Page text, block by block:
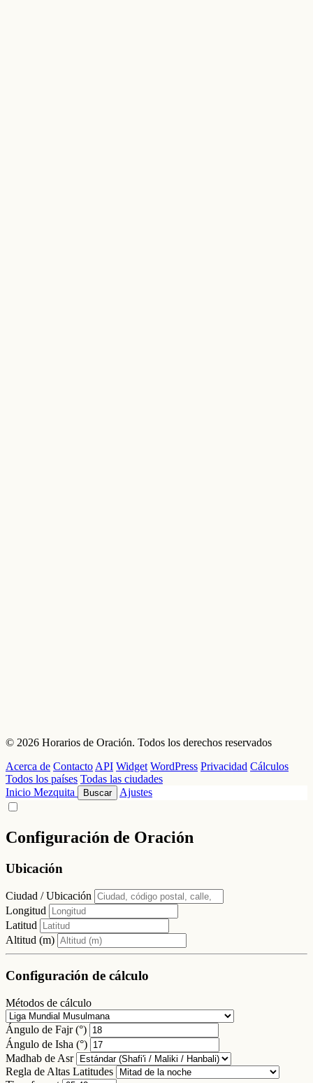
© 2026 Horarios de Oración. Todos los derechos reservados
Acerca de Contacto API Widget WordPress Privacidad Cálculos
Todos los países Todas las ciudades
Inicio Mezquita Buscar Ajustes
Configuración de Oración
Ubicación
Ciudad / Ubicación
Longitud
Latitud
Altitud (m)
Configuración de cálculo
Métodos de cálculo
Ángulo de Fajr (°)
Ángulo de Isha (°)
Madhab de Asr
Regla de Altas Latitudes